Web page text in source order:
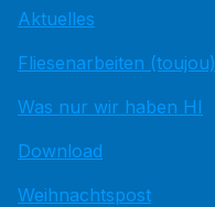
Aktuelles
Fliesenarbeiten (toujou)
Was nur wir haben HI
Download
Weihnachtspost